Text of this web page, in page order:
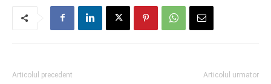
Articolul precedent Articolul urmator